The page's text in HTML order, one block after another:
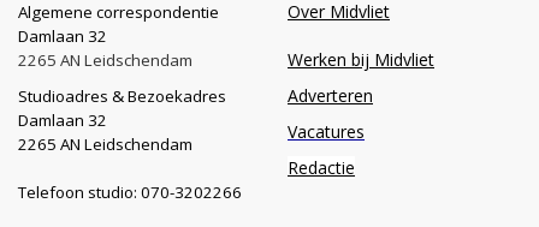
Algemene correspondentie
Damlaan 32
2265 AN Leidschendam
Studioadres & Bezoekadres
Damlaan 32
2265 AN Leidschendam
Telefoon studio: 070-3202266
Over Midvliet
Werken bij Midvliet
Adverteren
Vacatures
Redactie